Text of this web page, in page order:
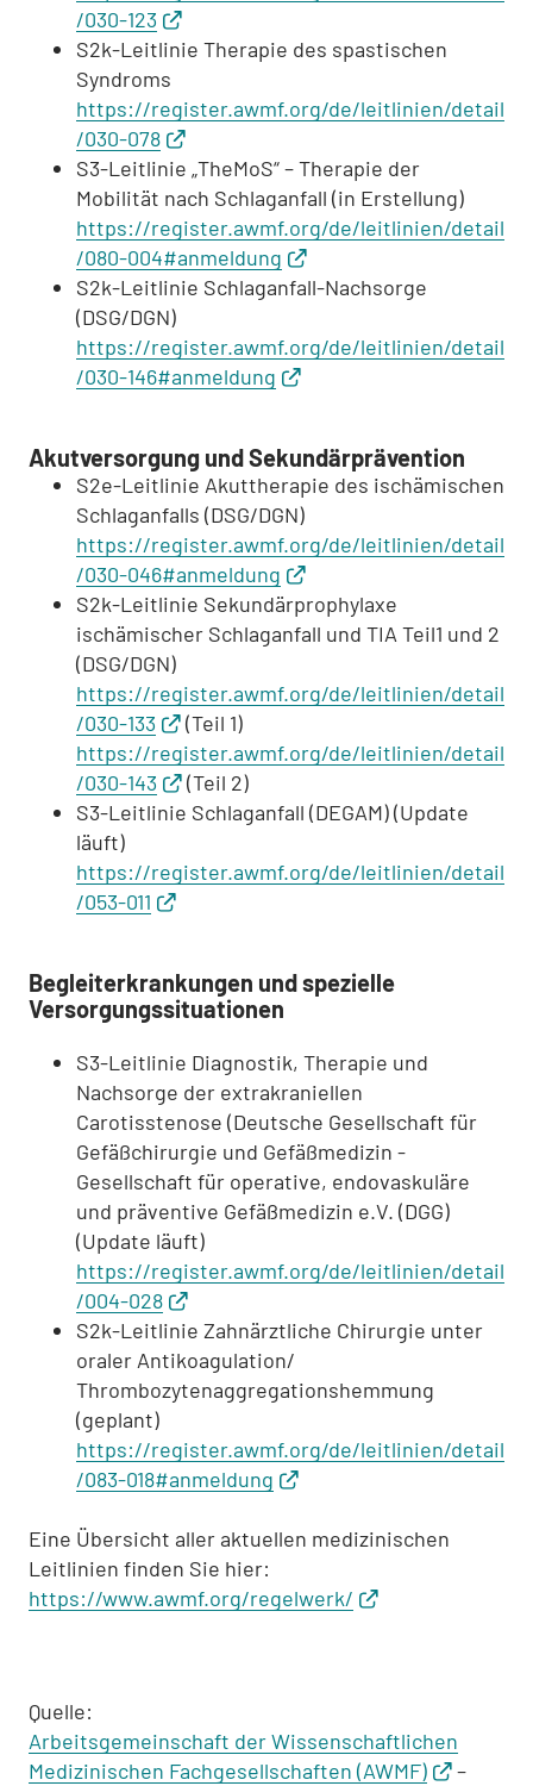
/030-123
S2k-Leitlinie Therapie des spastischen
Syndroms
https://register.awmf.org/de/leitlinien/detail
/030-078
S3-Leitlinie „TheMoS“ – Therapie der
Mobilität nach Schlaganfall (in Erstellung)
https://register.awmf.org/de/leitlinien/detail
/080-004#anmeldung
S2k-Leitlinie Schlaganfall-Nachsorge
(DSG/DGN)
https://register.awmf.org/de/leitlinien/detail
/030-146#anmeldung
Akutversorgung und Sekundärprävention
S2e-Leitlinie Akuttherapie des ischämischen
Schlaganfalls (DSG/DGN)
https://register.awmf.org/de/leitlinien/detail
/030-046#anmeldung
S2k-Leitlinie Sekundärprophylaxe
ischämischer Schlaganfall und TIA Teil1 und 2
(DSG/DGN)
https://register.awmf.org/de/leitlinien/detail
/030-133
(Teil 1)
https://register.awmf.org/de/leitlinien/detail
/030-143
(Teil 2)
S3-Leitlinie Schlaganfall (DEGAM) (Update
läuft)
https://register.awmf.org/de/leitlinien/detail
/053-011
Begleiterkrankungen und spezielle
Versorgungssituationen
S3-Leitlinie Diagnostik, Therapie und
Nachsorge der extrakraniellen
Carotisstenose (Deutsche Gesellschaft für
Gefäßchirurgie und Gefäßmedizin -
Gesellschaft für operative, endovaskuläre
und präventive Gefäßmedizin e.V. (DGG)
(Update läuft)
https://register.awmf.org/de/leitlinien/detail
/004-028
S2k-Leitlinie Zahnärztliche Chirurgie unter
oraler Antikoagulation/
Thrombozytenaggregationshemmung
(geplant)
https://register.awmf.org/de/leitlinien/detail
/083-018#anmeldung
Eine Übersicht aller aktuellen medizinischen
Leitlinien finden Sie hier:
https://www.awmf.org/regelwerk/
Quelle:
Arbeitsgemeinschaft der Wissenschaftlichen
Medizinischen Fachgesellschaften (AWMF)
–